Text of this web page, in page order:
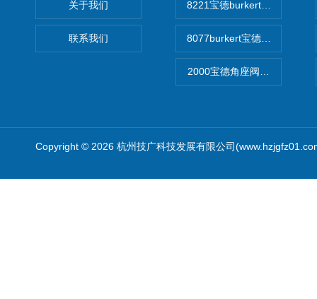
关于我们
联系我们
8221宝德burkert电导率探头
8077burkert宝德椭圆齿轮脉
2000宝德角座阀德国宝帝
Copyright © 2026 杭州技广科技发展有限公司